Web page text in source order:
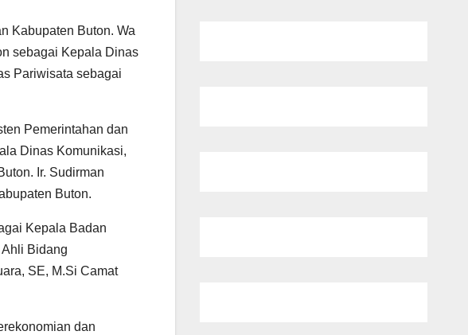
Kabupaten Buton. Wa
sebagai Kepala Dinas
Pariwisata sebagai
Pemerintahan dan
Dinas Komunikasi,
Ir. Sudirman
Buton.
Kepala Badan
Bidang
SE, M.Si Camat
dan